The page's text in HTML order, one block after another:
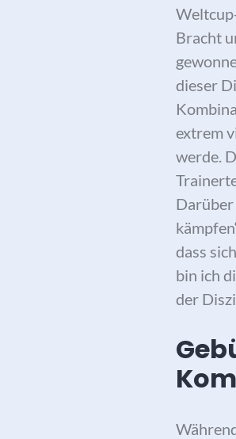
Bracht
dieser
extrem
werde.
dass
bin ich
der